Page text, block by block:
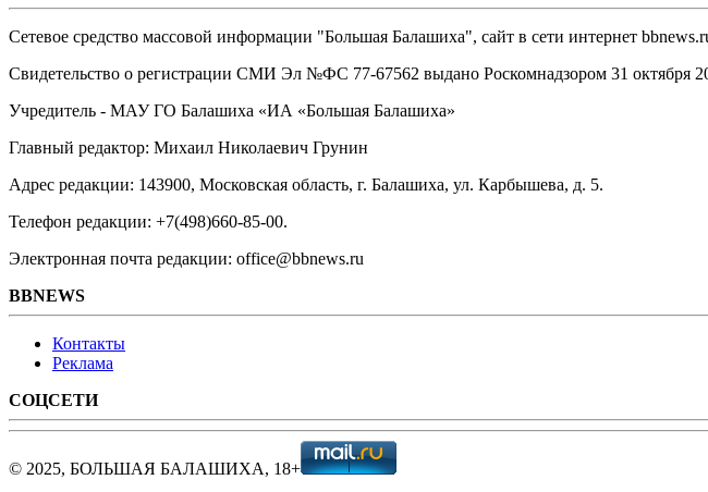
Сетевое средство массовой информации "Большая Балашиха", сайт в сети интернет
Свидетельство о регистрации СМИ Эл №ФС ‎77-67562 выдано Роскомнадзором 31 октября
Учредитель - МАУ ГО Балашиха «ИА «Большая Балашиха»
Главный редактор: Михаил Николаевич Грунин
Адрес редакции: 143900, Московская область, г. Балашиха, ул. Карбышева, д. 5.
Телефон редакции: +7(498)660-85-00.
Электронная почта редакции: office@bbnews.ru
BBNEWS
Контакты
Реклама
СОЦСЕТИ
© 2025, БОЛЬШАЯ БАЛАШИХА, 18+